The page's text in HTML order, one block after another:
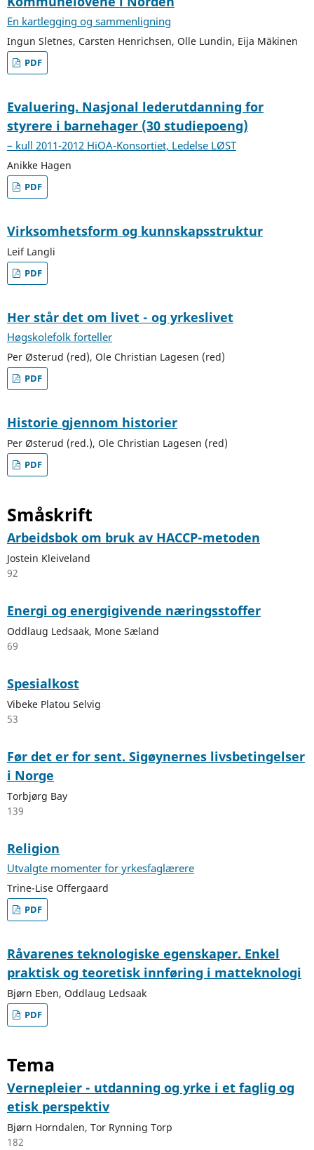
En kartlegging og sammenligning
Ingun Sletnes, Carsten Henrichsen, Olle Lundin, Eija Mäkinen
PDF
Evaluering. Nasjonal lederutdanning for
styrere i barnehager (30 studiepoeng)
– kull 2011-2012 HiOA-Konsortiet, Ledelse LØST
Anikke Hagen
PDF
Virksomhetsform og kunnskapsstruktur
Leif Langli
PDF
Her står det om livet - og yrkeslivet
Høgskolefolk forteller
Per Østerud (red), Ole Christian Lagesen (red)
PDF
Historie gjennom historier
Per Østerud (red.), Ole Christian Lagesen (red)
PDF
Småskrift
Arbeidsbok om bruk av HACCP-metoden
Jostein Kleiveland
92
Energi og energigivende næringsstoffer
Oddlaug Ledsaak, Mone Sæland
69
Spesialkost
Vibeke Platou Selvig
53
Før det er for sent. Sigøynernes livsbetingelser
i Norge
Torbjørg Bay
139
Religion
Utvalgte momenter for yrkesfaglærere
Trine-Lise Offergaard
PDF
Råvarenes teknologiske egenskaper. Enkel
praktisk og teoretisk innføring i matteknologi
Bjørn Eben, Oddlaug Ledsaak
PDF
Tema
Vernepleier - utdanning og yrke i et faglig og
etisk perspektiv
Bjørn Horndalen, Tor Rynning Torp
182